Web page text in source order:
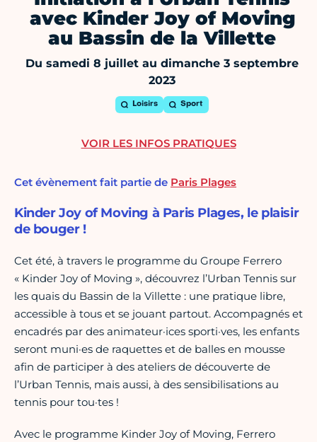
avec Kinder Joy of Moving
au Bassin de la Villette
Du samedi 8 juillet au dimanche 3 septembre
2023
Loisirs Sport
Cet évènement fait partie de Paris Plages
Kinder Joy of Moving à Paris Plages, le plaisir
de bouger !
Cet été, à travers le programme du Groupe Ferrero
« Kinder Joy of Moving », découvrez l’Urban Tennis sur
les quais du Bassin de la Villette : une pratique libre,
accessible à tous et se jouant partout. Accompagnés et
encadrés par des animateur·ices sporti·ves, les enfants
seront muni·es de raquettes et de balles en mousse
afin de participer à des ateliers de découverte de
l’Urban Tennis, mais aussi, à des sensibilisations au
tennis pour tou·tes !
Avec le programme Kinder Joy of Moving, Ferrero
VOIR LES INFOS PRATIQUES